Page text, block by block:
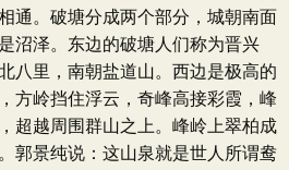
通。破塘分成两个部分，城朝南面
沼泽。东边的破塘人们称为晋兴
八里，南朝盐道山。西边是极高的
方岭挡住浮云，奇峰高接彩霞，峰
超越周围群山之上。峰岭上翠柏成
郭景纯说：这山泉就是世人所谓鸯